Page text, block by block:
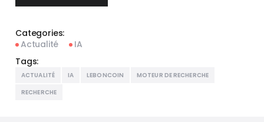
Categories:
Actualité
IA
Tags:
ACTUALITÉ IA LEBONCOIN
MOTEUR DE RECHERCHE
RECHERCHE